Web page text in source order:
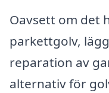
Oavsett om det
parkettgolv,
reparation av
alternativ för